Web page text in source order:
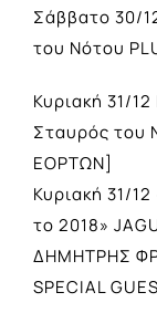
Σάββατο 30/
του Νότου
Κυριακή 31/
Σταυρός του
ΕΟΡΤΩΝ]
Κυριακή 31/
το 2018»
ΔΗΜΗΤΡΗΣ
SPECIAL